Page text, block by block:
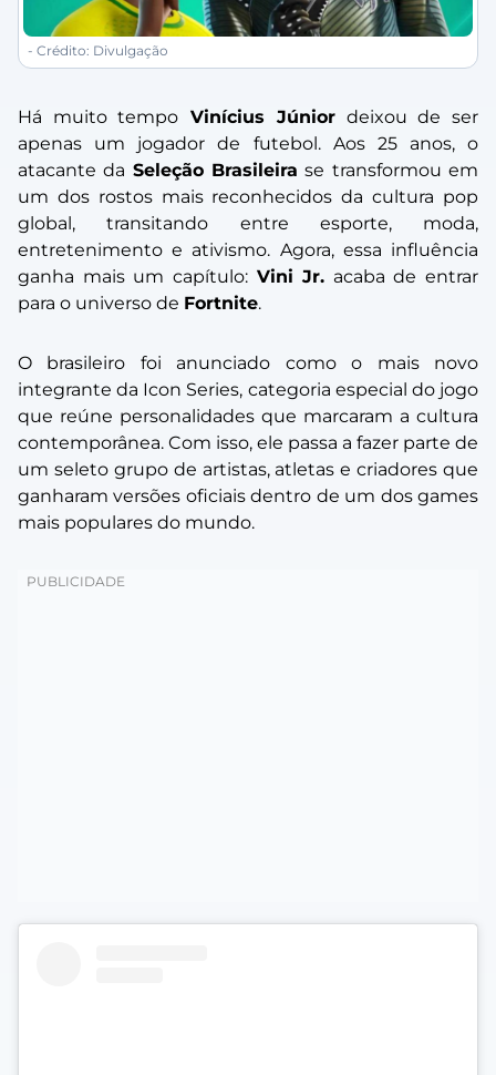
- Crédito: Divulgação
Há muito tempo Vinícius Júniordeixou de ser
apenas um jogador de futebol. Aos 25 anos, o
atacante da Seleção Brasileira se transformou em
um dos rostos mais reconhecidos da cultura pop
global, transitando entre esporte, moda,
entretenimento e ativismo. Agora, essa influência
ganha mais um capítulo: Vini Jr. acaba de entrar
para o universo de Fortnite.
O brasileiro foi anunciado como o mais novo
integrante da Icon Series, categoria especial do jogo
que reúne personalidades que marcaram a cultura
contemporânea. Com isso, ele passa a fazer parte de
um seleto grupo de artistas, atletas e criadores que
ganharam versões oficiais dentro de um dos games
mais populares do mundo.